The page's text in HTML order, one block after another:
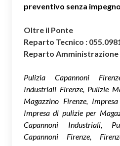
preventivo senza impegno
Oltre il Ponte
Reparto Tecnico :
Reparto Amministrazione
Pulizia Capannoni
Industriali Firenze, Pulizie
Magazzino Firenze,
Impresa di pulizie per
Capannoni Industriali,
Capannoni Firenze,